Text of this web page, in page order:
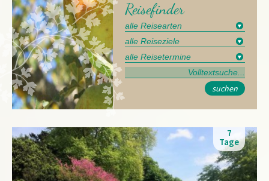
Reisefinder
suchen
7
Tage